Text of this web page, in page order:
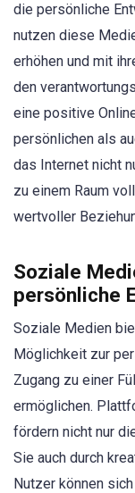
die persönliche
nutzen diese
erhöhen und mit
den
eine positive
persönlichen als
das Internet nicht
zu einem Raum
wertvoller
Soziale
persönliche
Soziale Medien
Möglichkeit zur
Zugang zu einer
ermöglichen.
fördern nicht nur
Sie auch durch
Nutzer können